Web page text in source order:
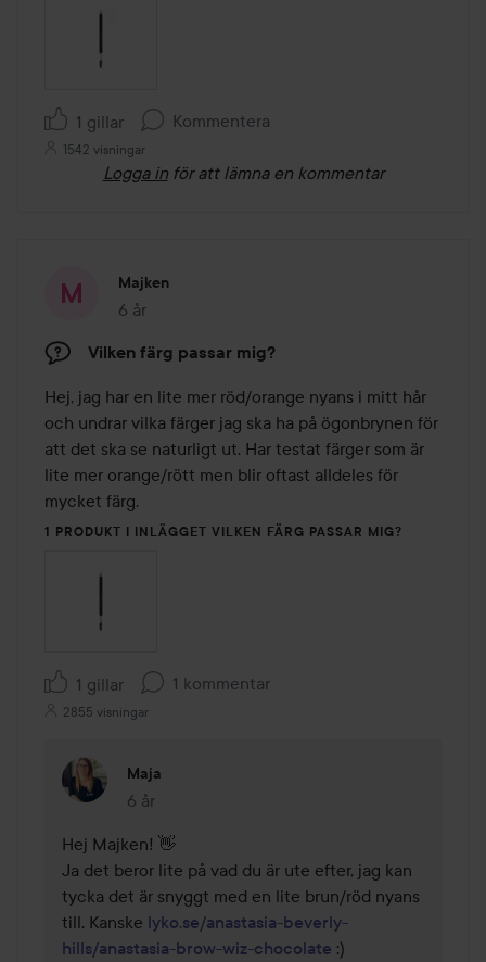
1 gillar Kommentera
1542 visningar
Logga in för att lämna en kommentar
Majken
6 år
Inlägget skapades 6 år
Vilken färg passar mig?
Hej, jag har en lite mer röd/orange nyans i mitt hår
och undrar vilka färger jag ska ha på ögonbrynen för
att det ska se naturligt ut. Har testat färger som är
lite mer orange/rött men blir oftast alldeles för
mycket färg.
1 PRODUKT I INLÄGGET VILKEN FÄRG PASSAR MIG?
1 gillar 1 kommentar
2855 visningar
Maja
6 år
Kommentaren lades 6 år
Hej Majken! 👋
Ja det beror lite på vad du är ute efter, jag kan
tycka det är snyggt med en lite brun/röd nyans
till. Kanske lyko.se/anastasia-beverly-
hills/anastasia-brow-wiz-chocolate :)